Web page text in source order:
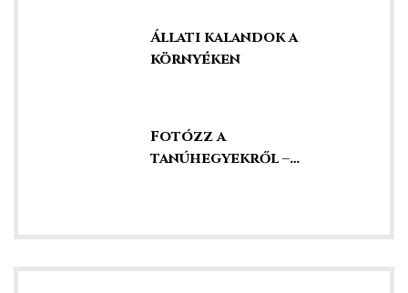
Állati kalandok a
környéken
Fotózz a
tanúhegyekről –